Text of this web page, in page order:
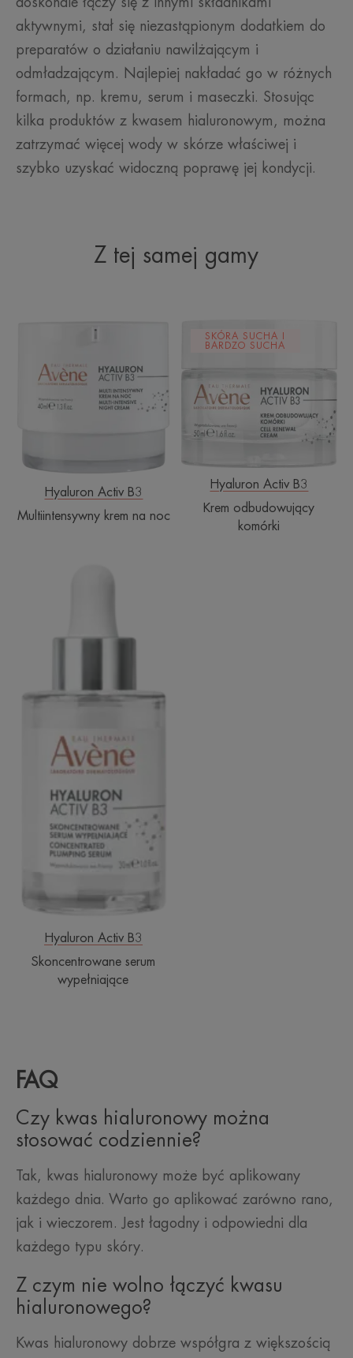
aktywnymi, stał się niezastąpionym dodatkiem do
preparatów o działaniu nawilżającym i
odmładzającym. Najlepiej nakładać go w różnych
formach, np. kremu, serum i maseczki. Stosując
kilka produktów z kwasem hialuronowym, można
zatrzymać więcej wody w skórze właściwej i
szybko uzyskać widoczną poprawę jej kondycji.
Z tej samej gamy
Multiintensywny
na
noc
Hyaluron Activ B3
Multiintensywny krem na noc
Krem
odbudowujący
SKÓRA SUCHA I
BARDZO SUCHA
Hyaluron Activ B3
Krem odbudowujący
komórki
Hyaluron Activ B3
Skoncentrowane serum
wypełniające
FAQ
Czy kwas hialuronowy można
stosować codziennie?
Tak, kwas hialuronowy może być aplikowany
każdego dnia. Warto go aplikować zarówno rano,
jak i wieczorem. Jest łagodny i odpowiedni dla
każdego typu skóry.
Z czym nie wolno łączyć kwasu
hialuronowego?
Kwas hialuronowy dobrze współgra z większością